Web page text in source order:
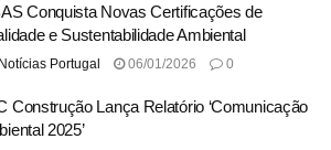
Conquista Novas Certificações de
e Sustentabilidade Ambiental
Notícias Portugal 06/01/2026 0
Construção Lança Relatório ‘Comunicação
2025’